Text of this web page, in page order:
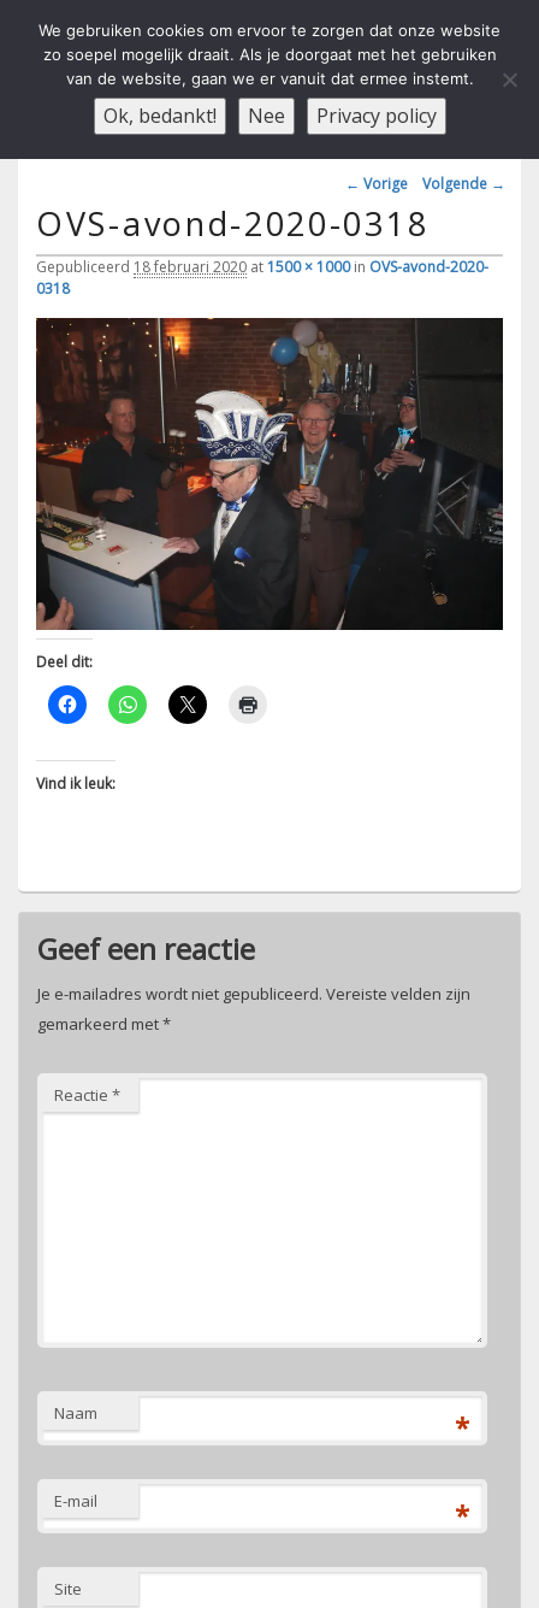
Carnavals Verain Der Ouwe
Voesbalsjong
anno 1959 va R.K.T.S.V. Menu
Afbeeldingsnavigatie
← Vorige Volgende →
OVS-avond-2020-0318
Gepubliceerd 18 februari 2020 at1500 × 1000in OVS-avond-2020-
0318
Deel dit:
Vind ik leuk:
Geef een reactie
Je e-mailadres wordt niet gepubliceerd. Vereiste velden zijn
gemarkeerd met*
Reactie *
Naam *
E-mail *
Site
We gebruiken cookies om ervoor te zorgen dat onze website
zo soepel mogelijk draait. Als je doorgaat met het gebruiken
van de website, gaan we er vanuit dat ermee instemt.
Ok, bedankt! Nee Privacy policy